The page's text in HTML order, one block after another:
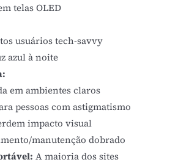
telas OLED
usuários tech-savvy
azul à noite
em ambientes claros
pessoas com astigmatismo
impacto visual
manutenção dobrado
A maioria dos sites